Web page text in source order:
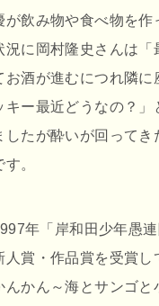
が飲み物や食べ物を作
に岡村隆史さんは「
お酒が進むにつれ隣に
キー最近どうなの？」
したが酔いが回ってき
。
年「岸和田少年愚
人賞・作品賞を受賞
かん～海とサンゴと